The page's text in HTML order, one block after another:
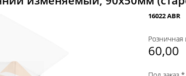
16022 ABR
Розничная
60,00